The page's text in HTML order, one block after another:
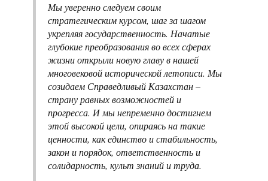
Мы уверенно следуем своим
стратегическим курсом, шаг за шагом
укрепляя государственность. Начатые
глубокие преобразования во всех сферах
жизни открыли новую главу в нашей
многовековой исторической летописи. Мы
созидаем Справедливый Казахстан –
страну равных возможностей и
прогресса. И мы непременно достигнем
этой высокой цели, опираясь на такие
ценности, как единство и стабильность,
закон и порядок, ответственность и
солидарность, культ знаний и труда.